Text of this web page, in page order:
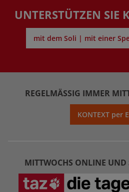
UNTERSTÜTZEN SIE
mit dem Soli | mit einer
REGELMÄSSIG IMMER
KONTEXT per
MITTWOCHS ONLINE UND